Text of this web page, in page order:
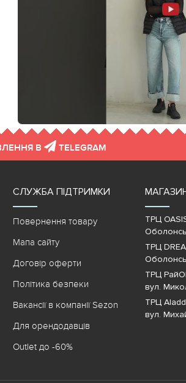
В TELEGRAM
СЛУЖБА ПІДТРИМКИ
Повернення товару
Мапа сайту
Договір оферти
Політика безпеки
Вакансії в компанії Sezon
Для орендодавців
Outlet до -60%
ТРЦ
ТРЦ
ТРЦ
вул.
ТРЦ
вул.